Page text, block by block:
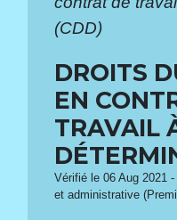
(CDD)
DROITS
EN
TRAVAIL
Vérifié le 06 Aug 2021
et administrative